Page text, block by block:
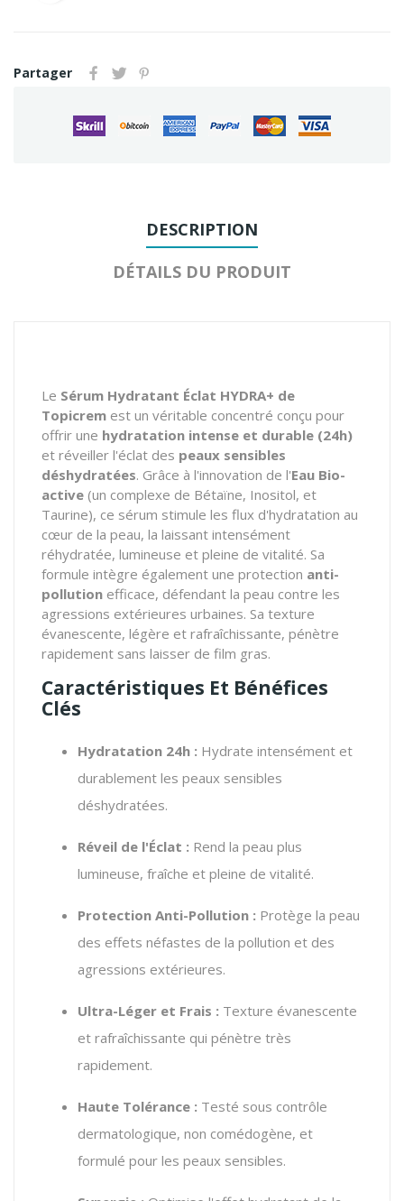
Partager
DESCRIPTION
DÉTAILS DU PRODUIT
Le Sérum Hydratant Éclat HYDRA+ de
Topicrem est un véritable concentré conçu pour
offrir une hydratation intense et durable (24h)
et réveiller l'éclat des peaux sensibles
déshydratées. Grâce à l'innovation de l'Eau Bio-
active (un complexe de Bétaïne, Inositol, et
Taurine), ce sérum stimule les flux d'hydratation au
cœur de la peau, la laissant intensément
réhydratée, lumineuse et pleine de vitalité. Sa
formule intègre également une protection anti-
pollution efficace, défendant la peau contre les
agressions extérieures urbaines. Sa texture
évanescente, légère et rafraîchissante, pénètre
rapidement sans laisser de film gras.
Caractéristiques Et Bénéfices
Clés
Hydratation 24h : Hydrate intensément et
durablement les peaux sensibles
déshydratées.
Réveil de l'Éclat : Rend la peau plus
lumineuse, fraîche et pleine de vitalité.
Protection Anti-Pollution : Protège la peau
des effets néfastes de la pollution et des
agressions extérieures.
Ultra-Léger et Frais : Texture évanescente
et rafraîchissante qui pénètre très
rapidement.
Haute Tolérance : Testé sous contrôle
dermatologique, non comédogène, et
formulé pour les peaux sensibles.